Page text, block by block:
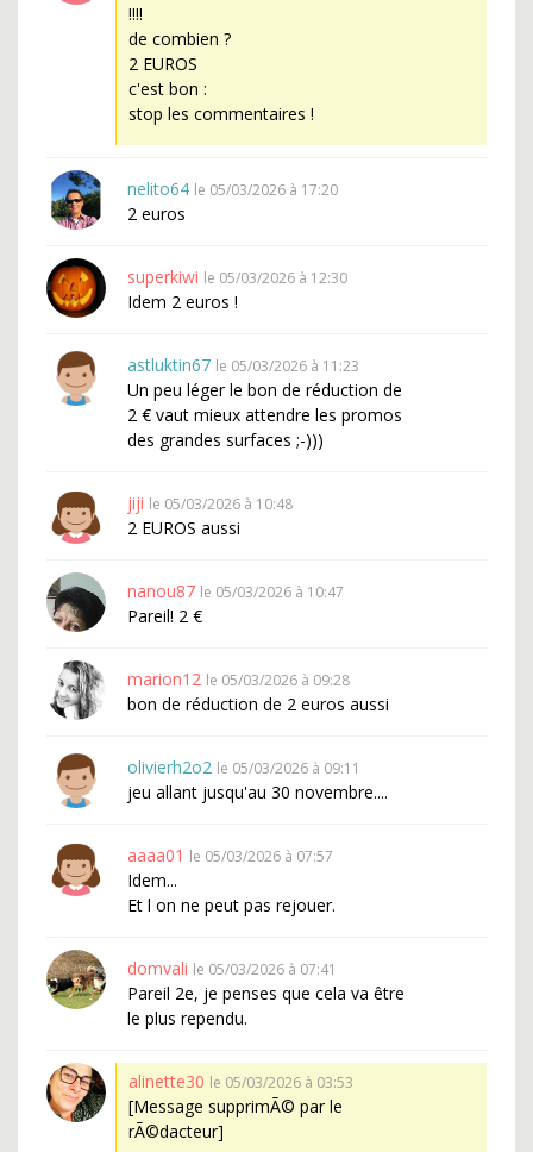
!!!!
de combien ?
2 EUROS
c'est bon :
stop les commentaires !
nelito64 le 05/03/2026 à 17:20
2 euros
superkiwi le 05/03/2026 à 12:30
Idem 2 euros !
astluktin67 le 05/03/2026 à 11:23
Un peu léger le bon de réduction de
2 € vaut mieux attendre les promos
des grandes surfaces ;-)))
jiji le 05/03/2026 à 10:48
2 EUROS aussi
nanou87 le 05/03/2026 à 10:47
Pareil! 2 €
marion12 le 05/03/2026 à 09:28
bon de réduction de 2 euros aussi
olivierh2o2 le 05/03/2026 à 09:11
jeu allant jusqu'au 30 novembre....
aaaa01 le 05/03/2026 à 07:57
Idem...
Et l on ne peut pas rejouer.
domvali le 05/03/2026 à 07:41
Pareil 2e, je penses que cela va être
le plus rependu.
alinette30 le 05/03/2026 à 03:53
[Message supprimÃ© par le
rÃ©dacteur]